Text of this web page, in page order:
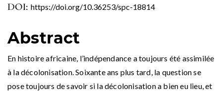
DOI: https://doi.org/10.36253/spc-18814
Abstract
En histoire africaine, l’indépendance a toujours été assimilée
à la décolonisation. Soixante ans plus tard, la question se
pose toujours de savoir si la décolonisation a bien eu lieu, et